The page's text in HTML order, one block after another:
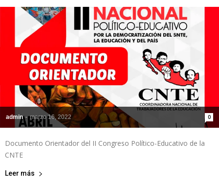
admin - marzo 16, 2022 0
Documento Orientador del II Congreso Político-Educativo de la
CNTE
Leer más